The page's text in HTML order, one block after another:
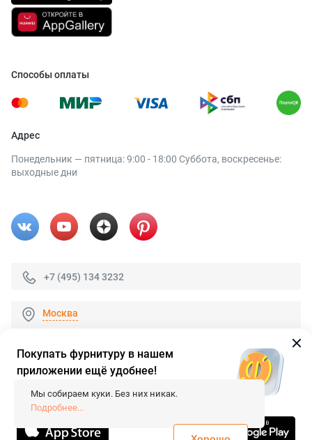
Способы оплаты
Адрес
Понедельник — пятница: 9:00 - 18:00 Суббота, воскресенье:
выходные дни
+7 (495) 134 3232
Москва
© 2026 «FieraShop.ru»
Сопровождение сайта
- Вебформат.
Все права защищены.
Не является публичной офертой
Политика конфиденциальности
Покупать фурнитуру в нашем
приложении ещё удобнее!
Мы собираем куки. Без них никак.
Подробнее...